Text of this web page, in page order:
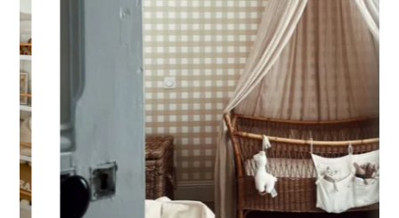
importants : Accents, majuscules, minuscules, espaces etc.
Important : La longueur du sticker peut varier en fonction de
la taille du prénom. Veuillez vous fier à la hauteur du sticker.
Expédition ?
Votre sticker personnalisé est imprimé dans nos ateliers en
France, emballé avec soin puis expédié sous 5 à 8 jours
ouvrés. Quand votre sticker est expédié, vous recevez une
confirmation de livraison par e-mail.
Conseils de pose
Les stickers se posent sur des surfaces lisses, planes,
propres. Évitez les surfaces poreuses ou granuleuses ainsi
que les murs fraîchement peints ou laqués (ou attendez
minimum 3 à 4 semaines avant l’application).